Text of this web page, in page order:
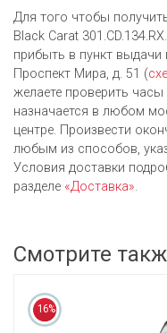
Для того чтобы
Black Carat
прибыть в пункт выдачи
Проспект Мира, д. 51 (
желаете проверить
назначается в любом
центре. Произвести
любым из cпособов,
Условия доставки
разделе «Доставка».
Смотрите
16%